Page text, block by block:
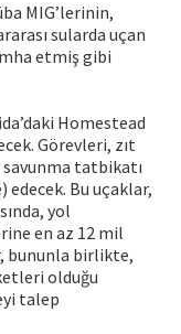
MIG’lerinin,
sularda uçan
etmiş gibi
Homestead
Görevleri, zıt
savunma tatbikatı
Bu uçaklar,
yol
en az 12 mil
bununla birlikte,
olduğu
talep